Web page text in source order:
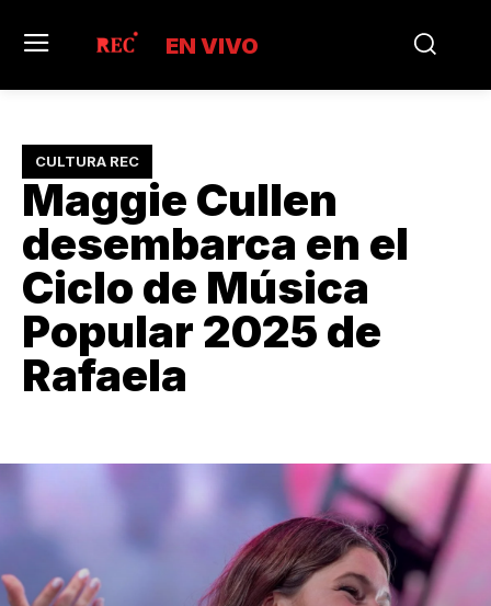
EN VIVO
CULTURA REC
Maggie Cullen
desembarca en el
Ciclo de Música
Popular 2025 de
Rafaela